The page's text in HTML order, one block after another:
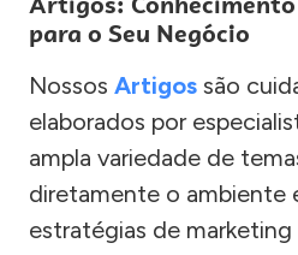
para o Seu Negócio
Nossos Artigos são
elaborados por
ampla variedade de
diretamente o ambiente
estratégias de